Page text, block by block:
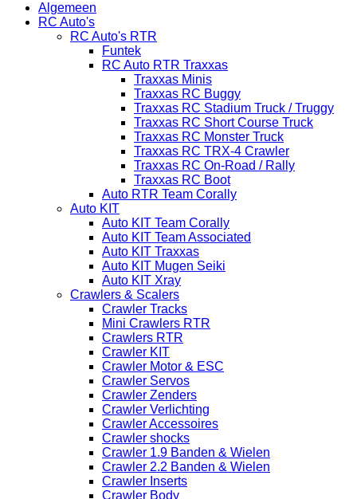
Algemeen
RC Auto's
RC Auto's RTR
Funtek
RC Auto RTR Traxxas
Traxxas Minis
Traxxas RC Buggy
Traxxas RC Stadium Truck / Truggy
Traxxas RC Short Course Truck
Traxxas RC Monster Truck
Traxxas RC TRX-4 Crawler
Traxxas RC On-Road / Rally
Traxxas RC Boot
Auto RTR Team Corally
Auto KIT
Auto KIT Team Corally
Auto KIT Team Associated
Auto KIT Traxxas
Auto KIT Mugen Seiki
Auto KIT Xray
Crawlers & Scalers
Crawler Tracks
Mini Crawlers RTR
Crawlers RTR
Crawler KIT
Crawler Motor & ESC
Crawler Servos
Crawler Zenders
Crawler Verlichting
Crawler Accessoires
Crawler shocks
Crawler 1.9 Banden & Wielen
Crawler 2.2 Banden & Wielen
Crawler Inserts
Crawler Body